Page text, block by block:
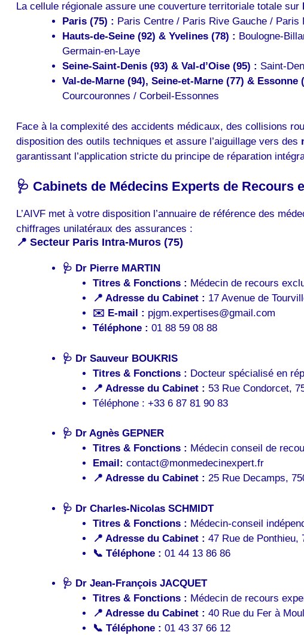
La cellule régionale assure une couverture territoriale totale sur
Paris (75) : Paris Centre/ Paris Rive Gauche/ Paris
Hauts-de-Seine (92) & Yvelines (78) : Boulogne-
Germain-en-Laye
Seine-Saint-Denis (93) & Val-d’Oise (95) : Saint-
Val-de-Marne (94), Seine-et-Marne (77) & Essonne
Courcouronnes / Corbeil-Essonnes
Face à la complexité des accidents médicaux, des collisions
disposition des outils techniques et assure l’aiguillage vers des
garantissant l’application stricte du principe de réparation
🩺 Cabinets de Médecins Experts de Recours
L’AIVF met à votre disposition l’annuaire de référence des
chiffrages unilatéraux des assurances :
📍 Secteur Paris Intra-Muros (75)
🩺 Dr Pierre MARTIN
Titres & Fonctions : Médecin de recours
📍 Adresse du Cabinet : 17 Avenue de
✉️ E-mail : pjgm.expertises@gmail.com
Téléphone : 01 88 59 08 88
🩺 Dr Sauveur BOUKRIS
Titres & Fonctions : Docteur spécialisé en
📍 Adresse du Cabinet : 53 Rue Condorcet,
Téléphone : +33 6 87 81 90 83
🩺 Dr Agnès GEPNER
Titres & Fonctions : Médecin conseil de
Email: contact@monmedecinexpert.fr
📍 Adresse du Cabinet : 25 Rue Decamps,
🩺 Dr Charles-Nicolas SCHMIDT
Titres & Fonctions : Médecin-conseil
📍 Adresse du Cabinet : 47 Rue de Ponthieu,
📞 Téléphone : 01 44 13 86 86
🩺 Dr Jean-François JACQUET
Titres & Fonctions : Médecin de recours
📍 Adresse du Cabinet : 40 Rue du Fer à
📞 Téléphone : 01 43 37 66 12